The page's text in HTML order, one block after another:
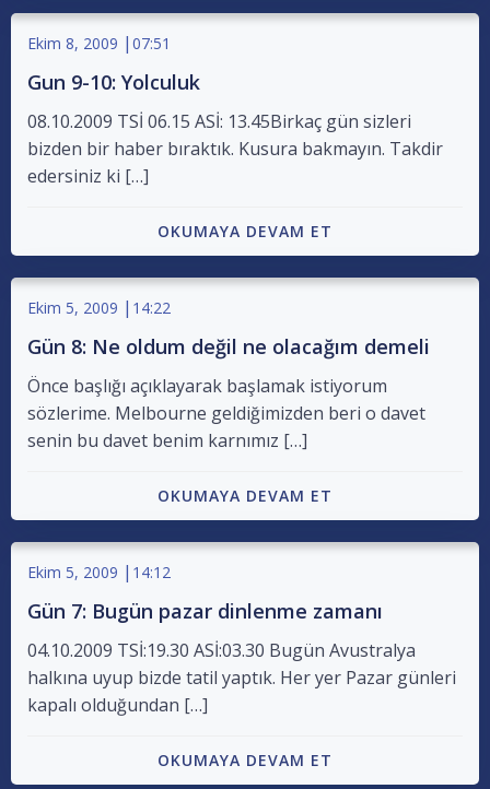
Ekim 8, 2009 | 07:51
Gun 9-10: Yolculuk
08.10.2009 TSİ 06.15 ASİ: 13.45Birkaç gün sizleri
bizden bir haber bıraktık. Kusura bakmayın. Takdir
edersiniz ki […]
OKUMAYA DEVAM ET
Ekim 5, 2009 | 14:22
Gün 8: Ne oldum değil ne olacağım demeli
Önce başlığı açıklayarak başlamak istiyorum
sözlerime. Melbourne geldiğimizden beri o davet
senin bu davet benim karnımız […]
OKUMAYA DEVAM ET
Ekim 5, 2009 | 14:12
Gün 7: Bugün pazar dinlenme zamanı
04.10.2009 TSİ:19.30 ASİ:03.30 Bugün Avustralya
halkına uyup bizde tatil yaptık. Her yer Pazar günleri
kapalı olduğundan […]
OKUMAYA DEVAM ET